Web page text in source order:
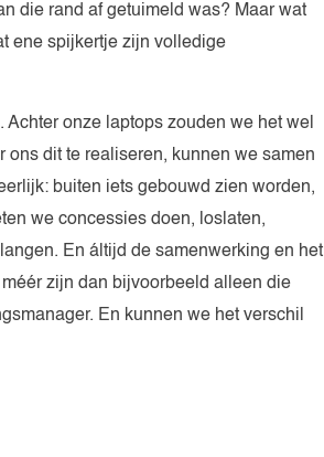
die rand af getuimeld was? Maar wat
ene spijkertje zijn volledige
onze laptops zouden we het wel
ons dit te realiseren, kunnen we samen
buiten iets gebouwd zien worden,
we concessies doen, loslaten,
En áltijd de samenwerking en het
zijn dan bijvoorbeeld alleen die
En kunnen we het verschil